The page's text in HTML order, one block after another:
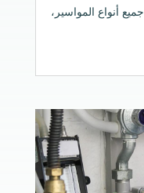
أنواع المواسير،